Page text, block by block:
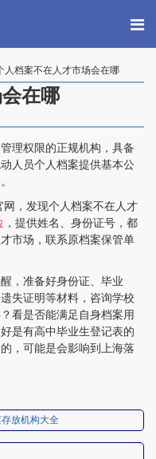
人档案不在人才市场会在哪
在哪
理权限的正规机构，具备
人员个人档案提供基本公
，发现个人档案不在人才
，提供姓名、身份证号，都
市场，联系原档案保管单
，准备好身份证、毕业
失证明等材料，咨询学校
看是否能满足自身档案用
是有高中毕业生登记表的
，可能是会影响到上海落
放机构大全
【申请成功】
【申请成功】
【申请成功】